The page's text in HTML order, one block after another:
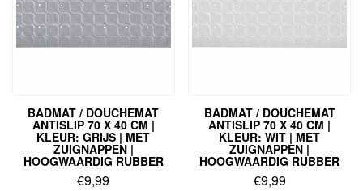
BADMAT / DOUCHEMAT
ANTISLIP 70 X 40 CM |
KLEUR: GRIJS | MET
ZUIGNAPPEN |
HOOGWAARDIG RUBBER
€9,99
BADMAT / DOUCHEMAT
ANTISLIP 70 X 40 CM |
KLEUR: WIT | MET
ZUIGNAPPEN |
HOOGWAARDIG RUBBER
€9,99